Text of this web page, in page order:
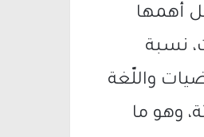
أهمها
نسبة
واللّغة
“الاهليّة” على معدل 97 بالمائة، وهو ما